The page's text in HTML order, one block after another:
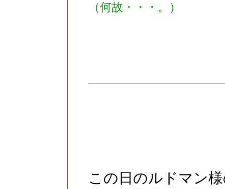
（何故・・・。）
この日のルドマン